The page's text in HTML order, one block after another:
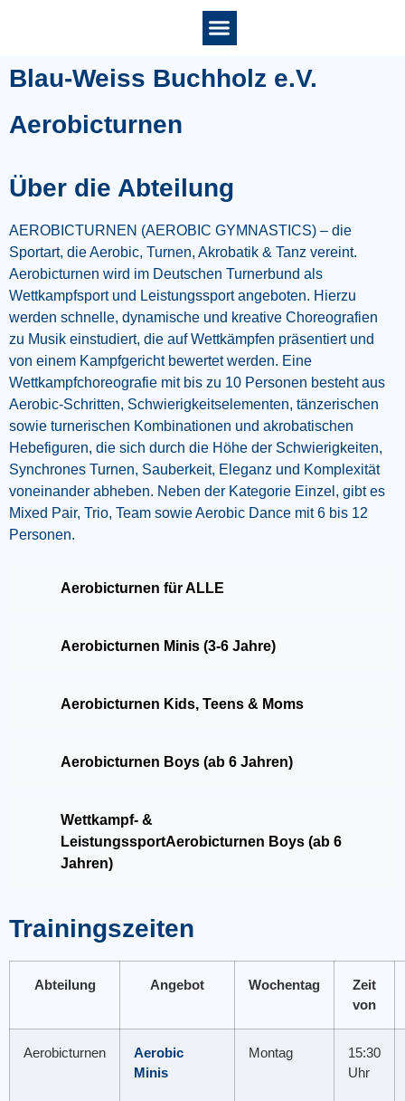
Blau-Weiss Buchholz e.V.
Aerobicturnen
Über die Abteilung
AEROBICTURNEN (AEROBIC GYMNASTICS) – die
Sportart, die Aerobic, Turnen, Akrobatik & Tanz vereint.
Aerobicturnen wird im Deutschen Turnerbund als
Wettkampfsport und Leistungssport angeboten. Hierzu
werden schnelle, dynamische und kreative Choreografien
zu Musik einstudiert, die auf Wettkämpfen präsentiert und
von einem Kampfgericht bewertet werden. Eine
Wettkampfchoreografie mit bis zu 10 Personen besteht aus
Aerobic-Schritten, Schwierigkeitselementen, tänzerischen
sowie turnerischen Kombinationen und akrobatischen
Hebefiguren, die sich durch die Höhe der Schwierigkeiten,
Synchrones Turnen, Sauberkeit, Eleganz und Komplexität
voneinander abheben. Neben der Kategorie Einzel, gibt es
Mixed Pair, Trio, Team sowie Aerobic Dance mit 6 bis 12
Personen.
Aerobicturnen für ALLE
Aerobicturnen Minis (3-6 Jahre)
Aerobicturnen Kids, Teens & Moms
Aerobicturnen Boys (ab 6 Jahren)
Wettkampf- &
LeistungssportAerobicturnen Boys (ab 6
Jahren)
Trainingszeiten
Abteilung Angebot Wochentag
Zeit
von
Aerobicturnen
Aerobic
Minis
Montag
15:30
Uhr